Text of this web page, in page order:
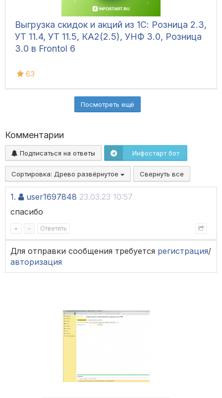
Выгрузка скидок и акций из 1С: Розница 2.3,
УТ 11.4, УТ 11.5, КА2(2.5), УНФ 3.0, Розница
3.0 в Frontol 6
63
Посмотреть ещё
Комментарии
Подписаться на ответы Инфостарт бот
Сортировка: Древо развёрнутое Свернуть все
1. user1697848 23.03.23 10:57
спасибо
+ – Ответить
Для отправки сообщения требуется регистрация/
авторизация